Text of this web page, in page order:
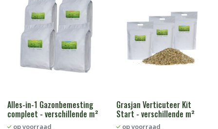
Alles-in-1 Gazonbemesting
compleet - verschillende m²
op voorraad
Grasjan Verticuteer Kit
Start - verschillende m²
op voorraad